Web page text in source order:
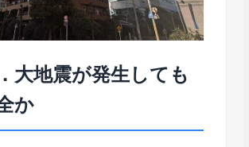
大地震が発生しても
か